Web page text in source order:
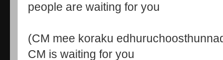
people are waiting for you
(CM mee koraku
CM is waiting for you